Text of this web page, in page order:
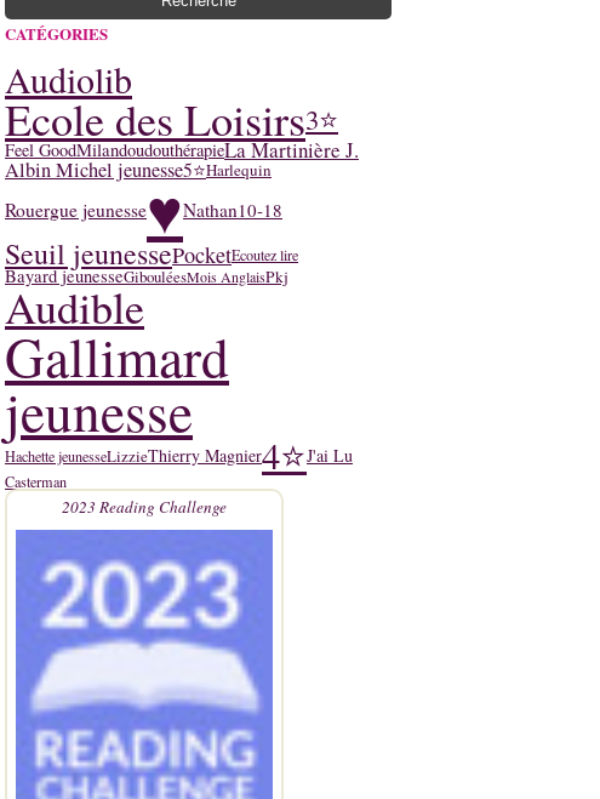
CATÉGORIES
Audiolib
Ecole des Loisirs3⭐
Feel GoodMilandoudouthérapieLa Martinière J.
Albin Michel jeunesse5⭐Harlequin
Rouergue jeunesse♥Nathan10-18
Seuil jeunessePocketEcoutez lire
Bayard jeunesseGibouléesMois AnglaisPkj
Audible
Gallimard
jeunesse
Hachette jeunesseLizzieThierry Magnier4⭐J'ai Lu
Casterman
2023 Reading Challenge